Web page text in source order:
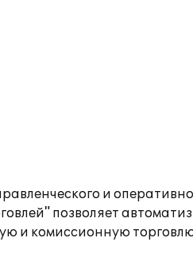
и
позволяет
и комиссионную